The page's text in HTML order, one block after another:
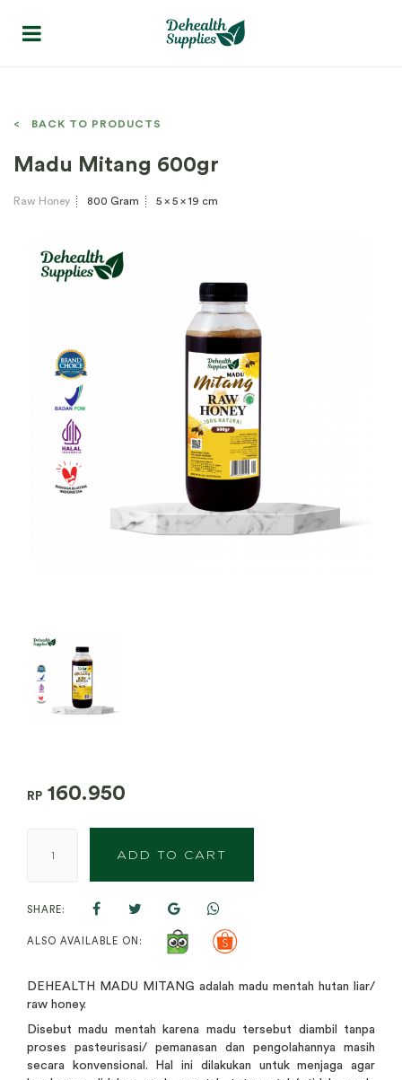
< BACK TO PRODUCTS
Madu Mitang 600gr
Raw Honey 800 Gram 5 x 5 x 19 cm
RP 160.950
ADD TO CART
SHARE:
ALSO AVAILABLE ON:
DEHEALTH MADU MITANG adalah madu mentah hutan liar/
raw honey.
Disebut madu mentah karena madu tersebut diambil tanpa
proses pasteurisasi/ pemanasan dan pengolahannya masih
secara konvensional. Hal ini dilakukan untuk menjaga agar